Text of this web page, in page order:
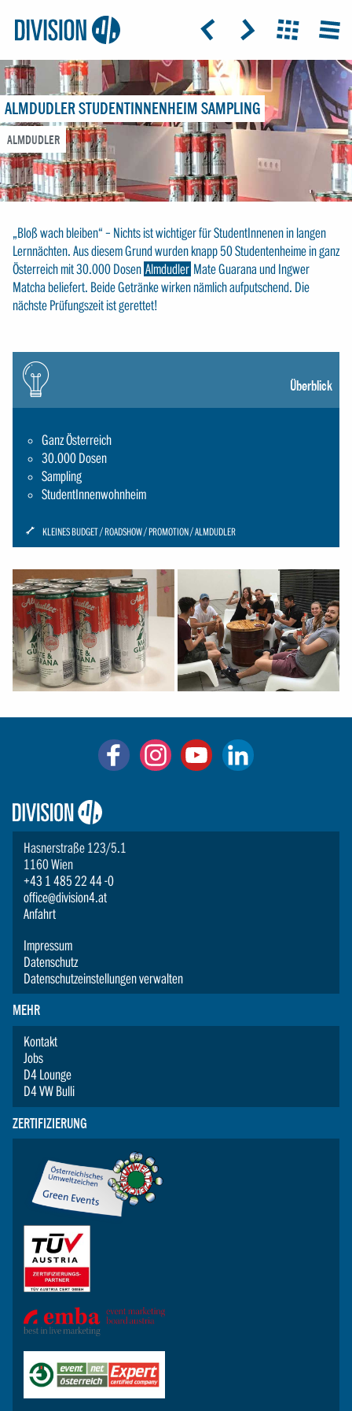
Logo:
Division4
ICON: ARROW-LEFT
ICON: ARROW-RIGHT
ICON:
ALMDUDLER STUDENTINNENHEIM SAMPLING
ALMDUDLER
„Bloß wach bleiben“ – Nichts ist wichtiger für StudentInnenen in langen
Lernnächten. Aus diesem Grund wurden knapp 50 Studentenheime in ganz
Österreich mit 30.000 Dosen Almdudler Mate Guarana und Ingwer
Matcha beliefert. Beide Getränke wirken nämlich aufputschend. Die
nächste Prüfungszeit ist gerettet!
Icon:
gluehbirne
Überblick
Ganz Österreich
30.000 Dosen
Sampling
StudentInnenwohnheim
ICON:
SCHRAUBENSCHLUESSEL-
KLEINES BUDGET ROADSHOW PROMOTION ALMDUDLER
Logo:
Division4
Hasnerstraße 123/5.1
1160 Wien
+43 1 485 22 44 -0
office@division4.at
Anfahrt
Impressum
Datenschutz
Datenschutzeinstellungen verwalten
MEHR
Kontakt
Jobs
D4 Lounge
D4 VW Bulli
ZERTIFIZIERUNG